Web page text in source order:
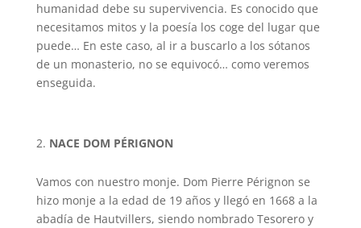
humanidad debe su supervivencia. Es conocido que
necesitamos mitos y la poesía los coge del lugar que
puede… En este caso, al ir a buscarlo a los sótanos
de un monasterio, no se equivocó… como veremos
enseguida.
NACE DOM PÉRIGNON
Vamos con nuestro monje. Dom Pierre Pérignon se
hizo monje a la edad de 19 años y llegó en 1668 a la
abadía de Hautvillers, siendo nombrado Tesorero y